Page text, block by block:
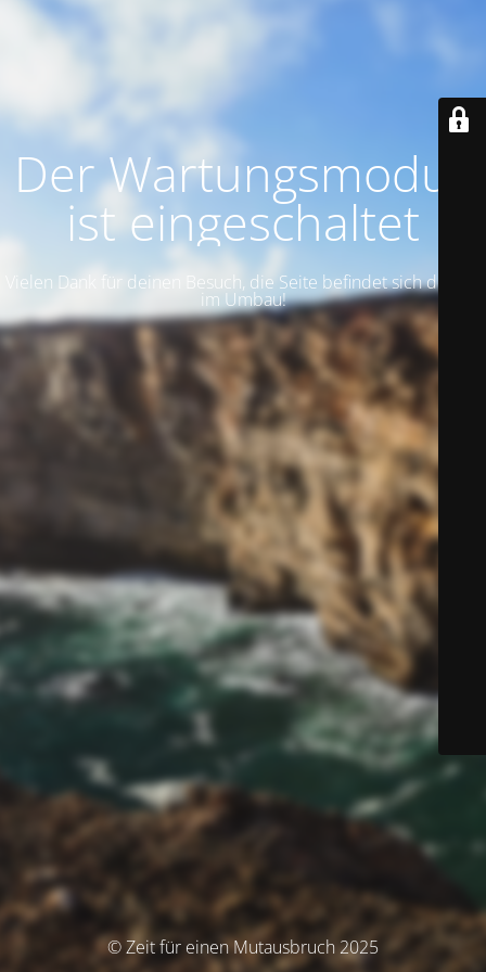
Der Wartungsmodus
ist eingeschaltet
Vielen Dank für deinen Besuch, die Seite befindet sich derzeit
im Umbau!
© Zeit für einen Mutausbruch 2025